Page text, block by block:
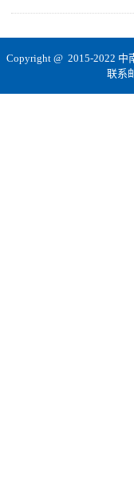
Copyright @ 2015-2022 中
联系